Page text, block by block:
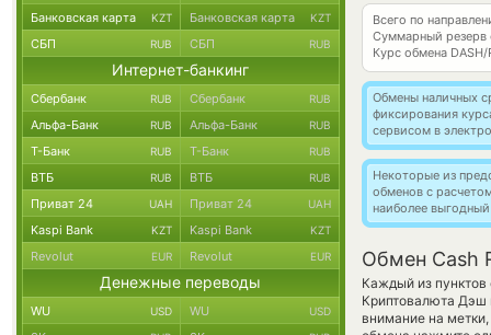
Всего по
Суммарный резерв
Курс обмена DASH/
Обмены наличных
фиксирования
сервисом в
Некоторые из
обменов с
наиболее
Обмен Cash
Каждый из
Криптовалюта Дэш
внимание на
Банковская карта KZT Банковская карта KZT
СБП RUB СБП RUB
Интернет-банкинг
Сбербанк RUB Сбербанк RUB
Альфа-Банк RUB Альфа-Банк RUB
Т-Банк RUB Т-Банк RUB
ВТБ RUB ВТБ RUB
Приват 24 UAH Приват 24 UAH
Kaspi Bank KZT Kaspi Bank KZT
Revolut EUR Revolut EUR
Денежные переводы
WU USD WU USD